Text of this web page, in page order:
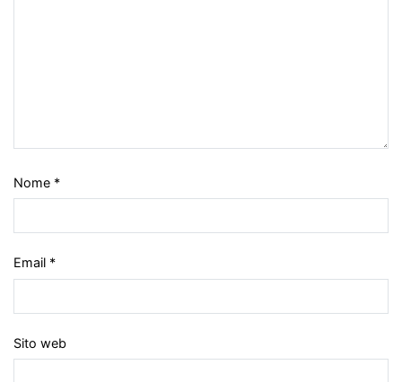
Nome *
Email *
Sito web